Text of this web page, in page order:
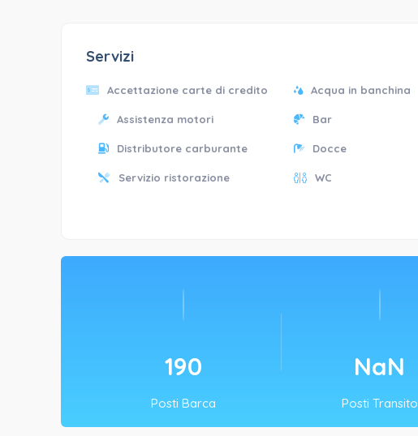
Servizi
Accettazione carte di credito Acqua in banchina
Assistenza motori Bar
Distributore carburante Docce
Servizio ristorazione WC
190
Posti Barca
NaN
Posti Transito